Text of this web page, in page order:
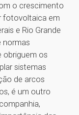
o crescimento
fotovoltaica em
e Rio Grande
normas
obriguem os
sistemas
de arcos
é um outro